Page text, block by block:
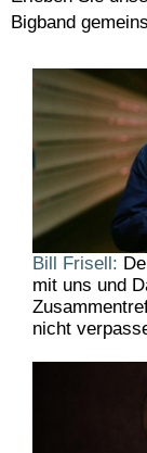
Bigband
Bill Frisell:
mit uns und
nicht